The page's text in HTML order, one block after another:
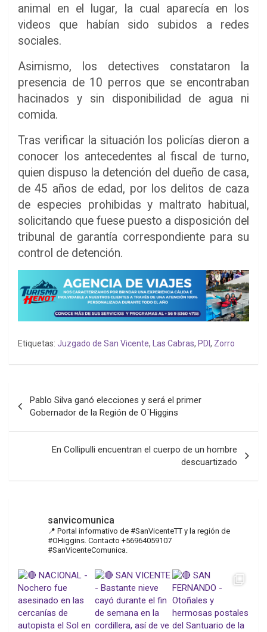
animal en el lugar, la cual aparecía en los
videos que habían sido subidos a redes
sociales.
Asimismo, los detectives constataron la
presencia de 10 perros que se encontraban
hacinados y sin disponibilidad de agua ni
comida.
Tras verificar la situación los policías dieron a
conocer los antecedentes al fiscal de turno,
quien dispuso la detención del dueño de casa,
de 45 años de edad, por los delitos de caza
de especies prohibidas y maltrato habitual,
solicitando que fuese puesto a disposición del
tribunal de garantía correspondiente para su
control de detención.
Etiquetas: Juzgado de San Vicente, Las Cabras, PDI , Zorro
de
entradas
Pablo Silva ganó elecciones y será el primer
Gobernador de la Región de O´Higgins
En Collipulli encuentran el cuerpo de un hombre
descuartizado
sanvicomunica
📍 Portal informativo de #SanVicenteTT y la región de
#OHiggins. Contacto +56964059107
#SanVicenteComunica.